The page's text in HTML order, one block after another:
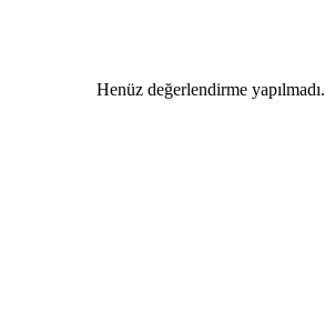
Henüz değerlendirme yapılmadı.